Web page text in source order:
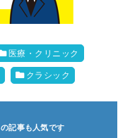
医療・クリニック
クラシック